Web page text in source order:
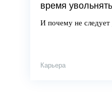
время
И почему не следует
Карьера